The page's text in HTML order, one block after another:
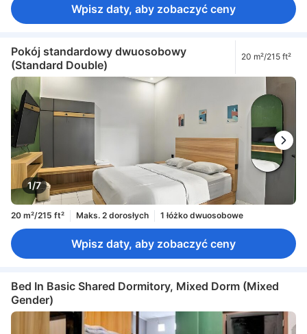
Wpisz daty, aby zobaczyć ceny
Pokój standardowy dwuosobowy
(Standard Double)
20 m²/215 ft²
1/7
20 m²/215 ft² Maks. 2 dorosłych 1 łóżko dwuosobowe
Wpisz daty, aby zobaczyć ceny
Bed In Basic Shared Dormitory, Mixed Dorm (Mixed
Gender)